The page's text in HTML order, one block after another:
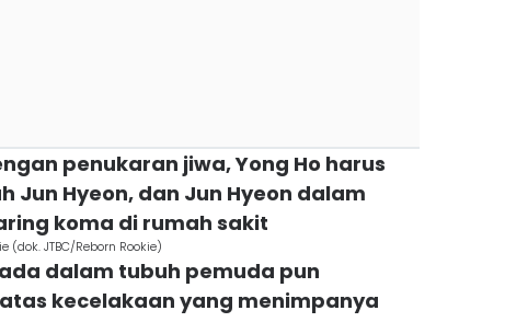
penukaran jiwa, Yong Ho harus
Jun Hyeon, dan Jun Hyeon dalam
koma di rumah sakit
(dok. JTBC/Reborn Rookie)
dalam tubuh pemuda pun
kecelakaan yang menimpanya